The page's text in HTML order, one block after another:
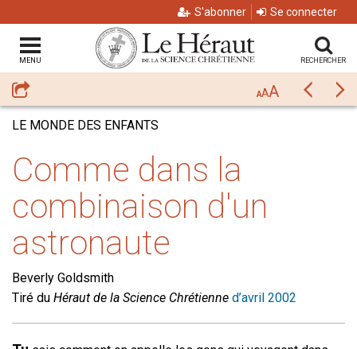
S'abonner Se connecter
MENU RECHERCHER
Partager AAA
LE MONDE DES ENFANTS
Comme dans la
combinaison d'un
astronaute
Beverly Goldsmith
Tiré du Héraut de la Science Chrétienne d’avril 2002